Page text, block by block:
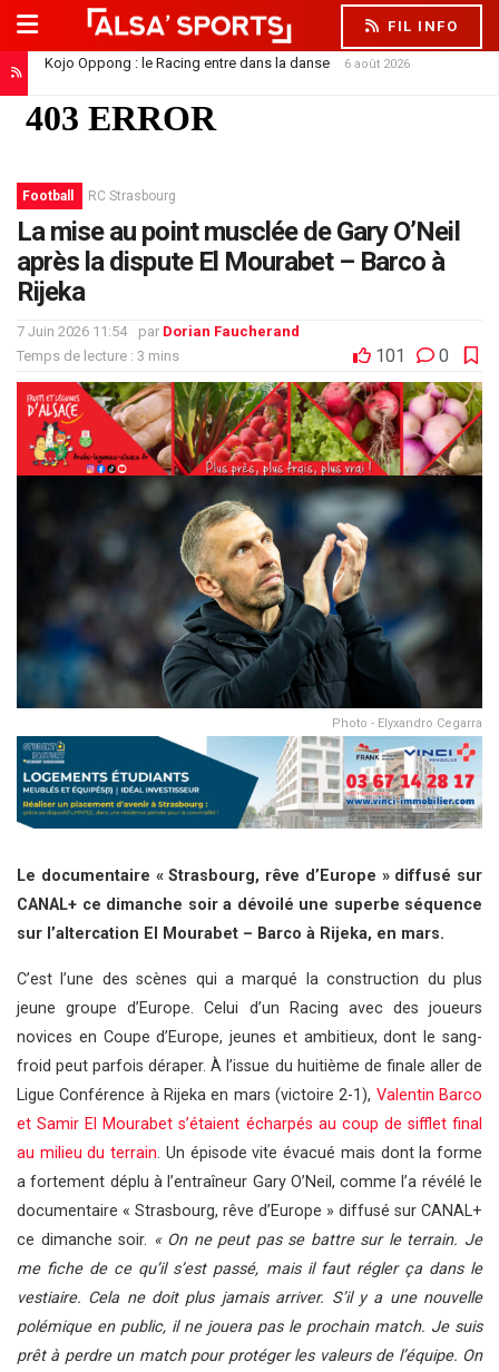
FIL INFO
Kojo Oppong : le Racing entre dans la danse 6 août 2026
Football RC Strasbourg
La mise au point musclée de Gary O’Neil
après la dispute El Mourabet – Barco à
Rijeka
7 Juin 2026 11:54 par Dorian Faucherand
Temps de lecture : 3 mins
101 0
Photo - Elyxandro Cegarra
Le documentaire « Strasbourg, rêve d’Europe » diffusé sur
CANAL+ ce dimanche soir a dévoilé une superbe séquence
sur l’altercation El Mourabet – Barco à Rijeka, en mars.
C’est l’une des scènes qui a marqué la construction du plus
jeune groupe d’Europe. Celui d’un Racing avec des joueurs
novices en Coupe d’Europe, jeunes et ambitieux, dont le sang-
froid peut parfois déraper. À l’issue du huitième de finale aller de
Ligue Conférence à Rijeka en mars (victoire 2-1), Valentin Barco
et Samir El Mourabet s’étaient écharpés au coup de sifflet final
au milieu du terrain. Un épisode vite évacué mais dont la forme
a fortement déplu à l’entraîneur Gary O’Neil, comme l’a révélé le
documentaire « Strasbourg, rêve d’Europe » diffusé sur CANAL+
ce dimanche soir. « On ne peut pas se battre sur le terrain. Je
me fiche de ce qu’il s’est passé, mais il faut régler ça dans le
vestiaire. Cela ne doit plus jamais arriver. S’il y a une nouvelle
polémique en public, il ne jouera pas le prochain match. Je suis
prêt à perdre un match pour protéger les valeurs de l’équipe. On